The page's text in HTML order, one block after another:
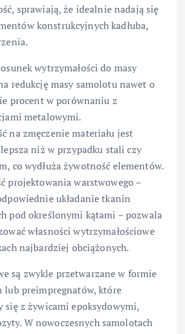
sprawiają, że idealnie nadają się
konstrukcyjnych kadłuba,
wytrzymałości do masy
redukcję masy samolotu nawet o
procent w porównaniu z
metalowymi.
na zmęczenie materiału jest
niż w przypadku stali czy
co wydłuża żywotność elementów.
projektowania warstwowego –
układanie tkanin
pod określonymi kątami – pozwala
własności wytrzymałościowe
najbardziej obciążonych.
są zwykle przetwarzane w formie
preimpregnatów, które
się z żywicami epoksydowymi,
W nowoczesnych samolotach